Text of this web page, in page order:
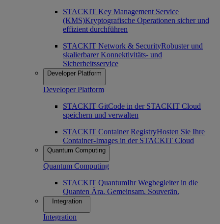
STACKIT Key Management Service
(KMS)Kryptografische Operationen sicher und
effizient durchführen
STACKIT Network & SecurityRobuster und
skalierbarer Konnektivitäts- und
Sicherheitsservice
Developer Platform
Developer Platform
STACKIT GitCode in der STACKIT Cloud
speichern und verwalten
STACKIT Container RegistryHosten Sie Ihre
Container-Images in der STACKIT Cloud
Quantum Computing
Quantum Computing
STACKIT QuantumIhr Wegbegleiter in die
Quanten Ära. Gemeinsam. Souverän.
Integration
Integration